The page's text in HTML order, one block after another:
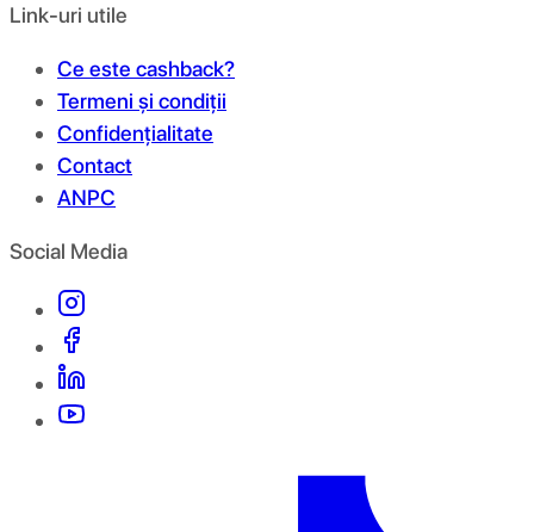
Link-uri utile
Ce este cashback?
Termeni și condiții
Confidențialitate
Contact
ANPC
Social Media